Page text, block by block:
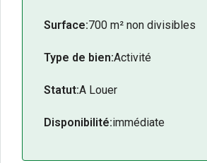
Surface:700 m² non divisibles
Type de bien:Activité
Statut:A Louer
Disponibilité:immédiate